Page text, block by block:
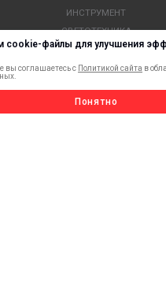
cookie-файлы для улучшения
вы соглашаетесь с Политикой сайта в
Понятно
ИНСТРУМЕНТ
СВЕТОТЕХНИКА
КЛЕЕВЫЕ ТЕХНОЛОГИИ
КРЕПЕЖ И ФУРНИТУРА